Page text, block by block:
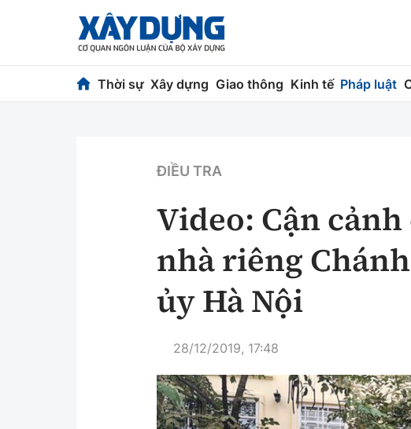
Thời sự Xây dựng Giao thông Kinh tế Pháp luật
Chuyện dọc đường Vật liệu xây dựng
Giám định chất lượng
Quản lý đô thị
Giao thông 24h
ĐIỀU TRA
Video: Cận
nhà riêng
ủy Hà Nội
28/12/2019, 17:48